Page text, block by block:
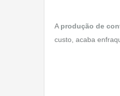
A produção de
custo, acaba